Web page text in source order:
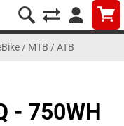
/ MTB / ATB
- 750WH